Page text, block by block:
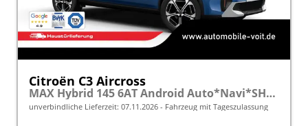
Citroën C3 Aircross
MAX Hybrid 145 6AT Android Auto*Navi*SHZ*Kamera*Totwinkel*Keyless*17"*Klimaauto
unverbindliche Lieferzeit: 07.11.2026 Fahrzeug mit Tageszulassung